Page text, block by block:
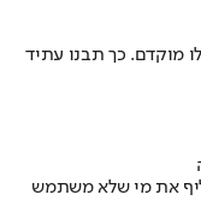
מוקדם. כך תבנו עתיד
את מי שלא משתמש